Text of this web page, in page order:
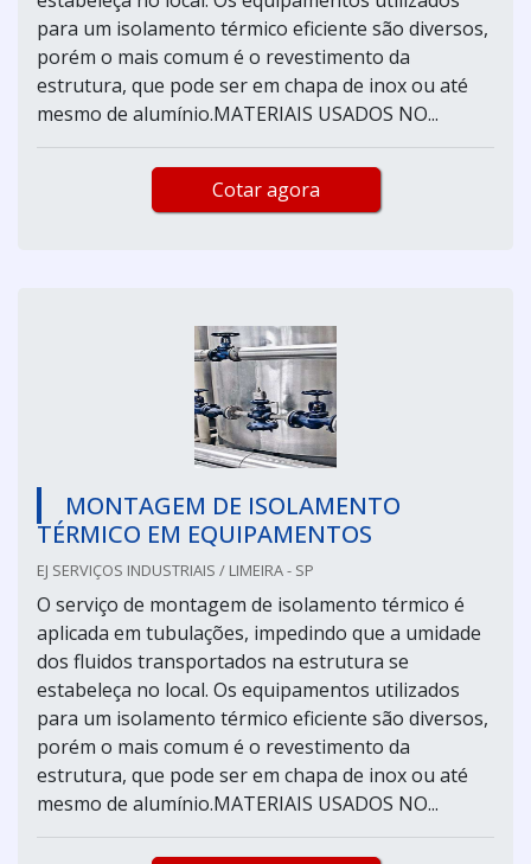
para um isolamento térmico eficiente são diversos,
porém o mais comum é o revestimento da
estrutura, que pode ser em chapa de inox ou até
mesmo de alumínio.MATERIAIS USADOS NO...
Cotar agora
MONTAGEM DE ISOLAMENTO
TÉRMICO EM EQUIPAMENTOS
EJ SERVIÇOS INDUSTRIAIS / LIMEIRA - SP
O serviço de montagem de isolamento térmico é
aplicada em tubulações, impedindo que a umidade
dos fluidos transportados na estrutura se
estabeleça no local. Os equipamentos utilizados
para um isolamento térmico eficiente são diversos,
porém o mais comum é o revestimento da
estrutura, que pode ser em chapa de inox ou até
mesmo de alumínio.MATERIAIS USADOS NO...